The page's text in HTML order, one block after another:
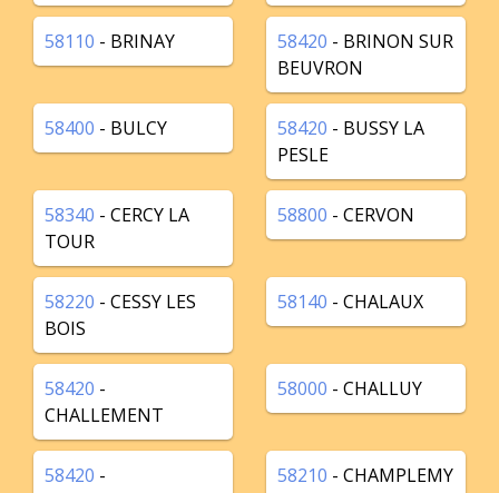
58110 - BRINAY 58420 - BRINON SUR
BEUVRON
58400 - BULCY 58420 - BUSSY LA
PESLE
58340 - CERCY LA
TOUR
58800 - CERVON
58220 - CESSY LES
BOIS
58140 - CHALAUX
58420 -
CHALLEMENT
58000 - CHALLUY
58420 -
58210 - CHAMPLEMY